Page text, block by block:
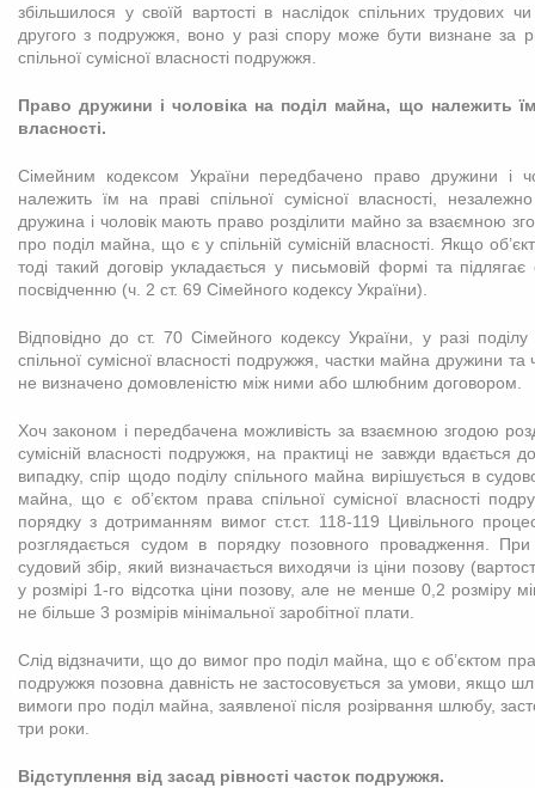
збільшилося у своїй вартості в наслідок спільних трудових
другого з подружжя, воно у разі спору може бути визнане за
спільної сумісної власності подружжя.
Право дружини і чоловіка на поділ майна, що належить їм
власності.
Сімейним кодексом України передбачено право дружини і
належить їм на праві спільної сумісної власності,
дружина і чоловік мають право розділити майно за взаємною
про поділ майна, що є у спільній сумісній власності. Якщо
тоді такий договір укладається у письмовій формі та підлягає
посвідченню (ч. 2 ст. 69 Сімейного кодексу України).
Відповідно до ст. 70 Сімейного кодексу України, у разі
спільної сумісної власності подружжя, частки майна дружини
не визначено домовленістю між ними або шлюбним договором.
Хоч законом і передбачена можливість за взаємною згодою
сумісній власності подружжя, на практиці не завжди вдається
випадку, спір щодо поділу спільного майна вирішується в
майна, що є об’єктом права спільної сумісної власності
порядку з дотриманням вимог ст.ст. 118-119 Цивільного
розглядається судом в порядку позовного провадження. При
судовий збір, який визначається виходячи із ціни позову
у розмірі 1-го відсотка ціни позову, але не менше 0,2 розміру
не більше 3 розмірів мінімальної заробітної плати.
Слід відзначити, що до вимог про поділ майна, що є об’єктом
подружжя позовна давність не застосовується за умови, якщо
вимоги про поділ майна, заявленої після розірвання шлюбу,
три роки.
Відступлення від засад рівності часток подружжя.